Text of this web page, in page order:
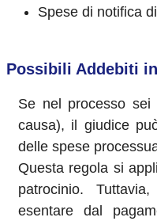
Spese di notifica
Possibili Addebiti
Se nel processo sei
causa), il giudice
delle spese
Questa regola si
patrocinio.
esentare dal